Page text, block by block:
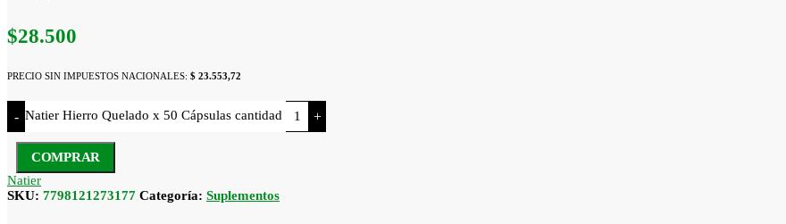
$28.500
PRECIO SIN IMPUESTOS NACIONALES: $ 23.553,72
- Natier Hierro Quelado x 50 Cápsulas cantidad +
COMPRAR
Natier
SKU: 7798121273177 Categoría: Suplementos